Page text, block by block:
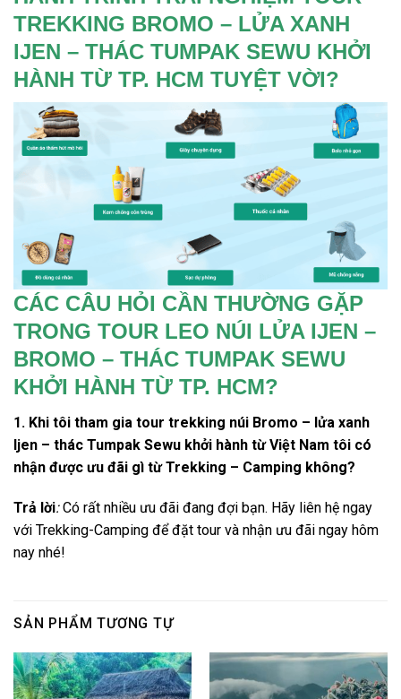
TREKKING BROMO – LỬA XANH
IJEN – THÁC TUMPAK SEWU KHỞI
HÀNH TỪ TP. HCM TUYỆT VỜI?
CÁC CÂU HỎI CẦN THƯỜNG GẶP
TRONG TOUR LEO NÚI LỬA IJEN –
BROMO – THÁC TUMPAK SEWU
KHỞI HÀNH TỪ TP. HCM?
1. Khi tôi tham gia tour trekking núi Bromo – lửa xanh
Ijen – thác Tumpak Sewu khởi hành từViệt Nam tôi có
nhận được ưu đãi gì từ Trekking – Camping không?
Trả lời:Có rất nhiều ưu đãi đang đợi bạn. Hãy liên hệ ngay
với Trekking-Camping để đặt tour và nhận ưu đãi ngay hôm
nay nhé!
SẢN PHẨM TƯƠNG TỰ